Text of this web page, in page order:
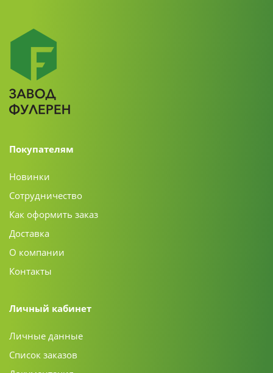
Покупателям
Новинки
Сотрудничество
Как оформить заказ
Доставка
О компании
Контакты
Личный кабинет
Личные данные
Список заказов